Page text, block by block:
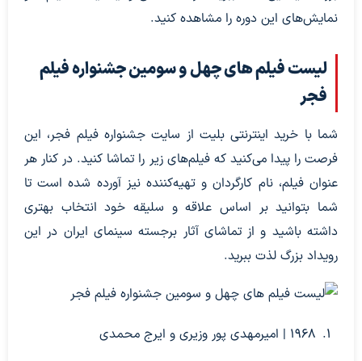
نمایش‌های این دوره را مشاهده کنید.
​لیست فیلم های چهل و سومین جشنواره فیلم
فجر
شما با خرید اینترنتی بلیت از سایت جشنواره فیلم فجر، این
فرصت را پیدا می‌کنید که فیلم‌های زیر را تماشا کنید. در کنار هر
عنوان فیلم، نام کارگردان و تهیه‌کننده نیز آورده شده است تا
شما بتوانید بر اساس علاقه و سلیقه خود انتخاب بهتری
داشته باشید و از تماشای آثار برجسته سینمای ایران در این
رویداد بزرگ لذت ببرید.
۱۹۶۸ | امیرمهدی پور وزیری و ایرج محمدی